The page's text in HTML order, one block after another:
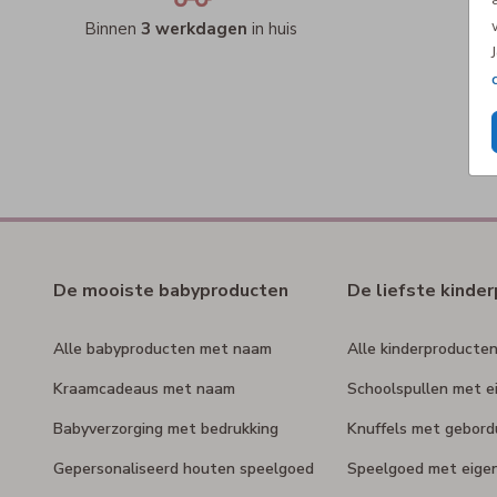
Binnen 3 werkdagen in huis
De mooiste babyproducten
Alle babyproducten met naam
Kraamcadeaus met naam
Babyverzorging met bedrukking
Gepersonaliseerd houten speelgoed
De liefste
Alle
Schoolspullen met
Knuffels met
Speelgoed met